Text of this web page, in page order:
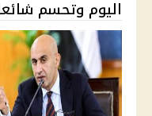
اليوم وتحسم